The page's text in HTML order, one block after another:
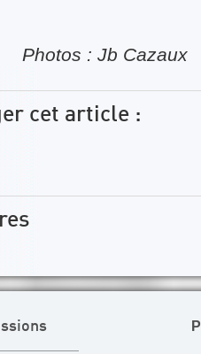
Photos : Jb Cazaux
cet article :